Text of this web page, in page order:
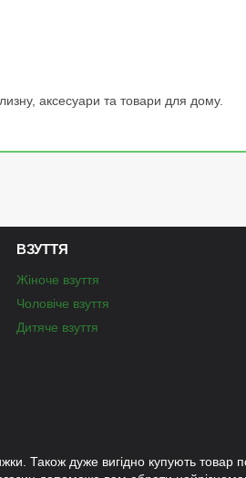
аксесуари та товари для дому.
ВЗУТТЯ
Жіноче взуття
Чоловіче взуття
Дитяче взуття
Також дуже вигідно купують товар